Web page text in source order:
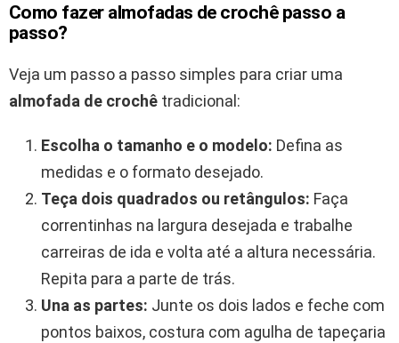
Como fazer almofadas de crochê passo a
passo?
Veja um passo a passo simples para criar uma
almofada de crochê tradicional:
Escolha o tamanho e o modelo: Defina as
medidas e o formato desejado.
Teça dois quadrados ou retângulos: Faça
correntinhas na largura desejada e trabalhe
carreiras de ida e volta até a altura necessária.
Repita para a parte de trás.
Una as partes: Junte os dois lados e feche com
pontos baixos, costura com agulha de tapeçaria